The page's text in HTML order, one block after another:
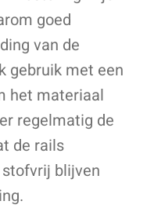
goed
van de
gebruik met een
het materiaal
regelmatig de
de rails
blijven